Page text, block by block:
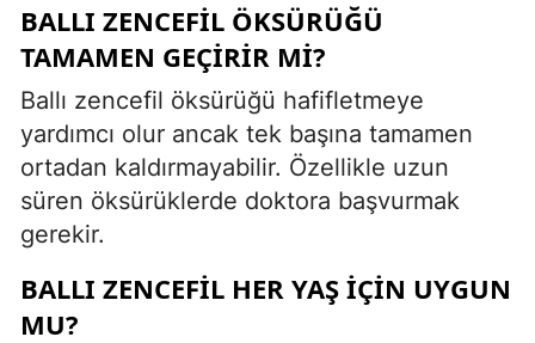
BALLI ZENCEFIL ÖKSÜRÜĞÜ
TAMAMEN GEÇIRIR MI?
Ballı zencefil öksürüğü hafifletmeye
yardımcı olur ancak tek başına tamamen
ortadan kaldırmayabilir. Özellikle uzun
süren öksürüklerde doktora başvurmak
gerekir.
BALLI ZENCEFIL HER YAŞ IÇIN UYGUN
MU?